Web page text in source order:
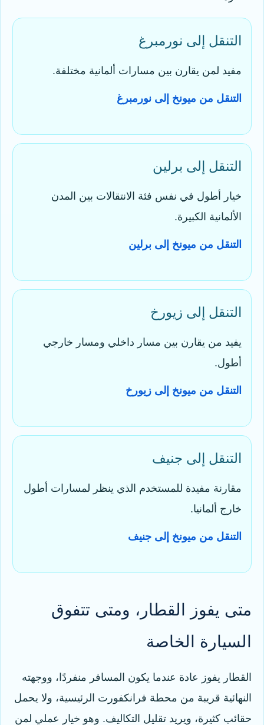
التنقل إلى نورمبرغ
مفيد لمن يقارن بين مسارات ألمانية مختلفة.
التنقل من ميونخ إلى نورمبرغ
التنقل إلى برلين
خيار أطول في نفس فئة الانتقالات بين المدن
الألمانية الكبيرة.
التنقل من ميونخ إلى برلين
التنقل إلى زيورخ
يفيد من يقارن بين مسار داخلي ومسار خارجي
أطول.
التنقل من ميونخ إلى زيورخ
التنقل إلى جنيف
مقارنة مفيدة للمستخدم الذي ينظر لمسارات أطول
خارج ألمانيا.
التنقل من ميونخ إلى جنيف
متى يفوز القطار، ومتى تتفوق
السيارة الخاصة
القطار يفوز عادة عندما يكون المسافر منفردًا، ووجهته
النهائية قريبة من محطة فرانكفورت الرئيسية، ولا يحمل
حقائب كثيرة، ويريد تقليل التكاليف. وهو خيار عملي لمن